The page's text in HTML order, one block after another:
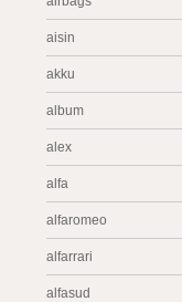
aisin
akku
album
alex
alfa
alfaromeo
alfarrari
alfasud